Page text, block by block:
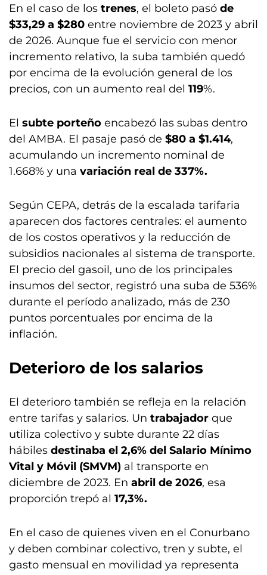
En el caso de los trenes, el boleto pasó de
$33,29 a $280 entre noviembre de 2023 y abril
de 2026. Aunque fue el servicio con menor
incremento relativo, la suba también quedó
por encima de la evolución general de los
precios, con un aumento real del 119%.
El subte porteño encabezó las subas dentro
del AMBA. El pasaje pasó de $80 a $1.414,
acumulando un incremento nominal de
1.668% y una variación real de 337%.
Según CEPA, detrás de la escalada tarifaria
aparecen dos factores centrales: el aumento
de los costos operativos y la reducción de
subsidios nacionales al sistema de transporte.
El precio del gasoil, uno de los principales
insumos del sector, registró una suba de 536%
durante el período analizado, más de 230
puntos porcentuales por encima de la
inflación.
Deterioro de los salarios
El deterioro también se refleja en la relación
entre tarifas y salarios. Un trabajador que
utiliza colectivo y subte durante 22 días
hábiles destinaba el 2,6% del Salario Mínimo
Vital y Móvil (SMVM) al transporte en
diciembre de 2023. En abril de 2026, esa
proporción trepó al 17,3%.
En el caso de quienes viven en el Conurbano
y deben combinar colectivo, tren y subte, el
gasto mensual en movilidad ya representa